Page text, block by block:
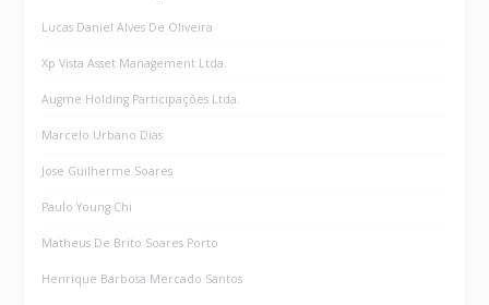
Lucas Daniel Alves De Oliveira
Xp Vista Asset Management Ltda.
Augme Holding Participações Ltda.
Marcelo Urbano Dias
Jose Guilherme Soares
Paulo Young Chi
Matheus De Brito Soares Porto
Henrique Barbosa Mercado Santos